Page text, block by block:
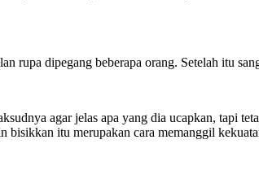
dipegang beberapa orang. Setelah itu
agar jelas apa yang dia ucapkan, tapi
itu merupakan cara memanggil